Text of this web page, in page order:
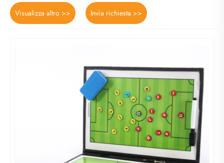
Visualizza altro >> Invia richiesta >>